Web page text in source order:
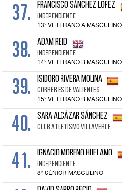
37. FRANCISCO SÁNCHEZ LÓPEZ
INDEPENDIENTE
13° VETERANO A MASCULINO
38. ADAM REID
INDEPENDIENTE
14° VETERANO B MASCULINO
39. ISIDORO RIVERA MOLINA
CORRER ES DE VALIENTES
15° VETERANO B MASCULINO
40. SARA ALCÁZAR SÁNCHEZ
CLUB ATLETISMO VILLAVERDE
41. IGNACIO MORENO HUELAMO
INDEPENDIENTE
8° SÉNIOR MASCULINO